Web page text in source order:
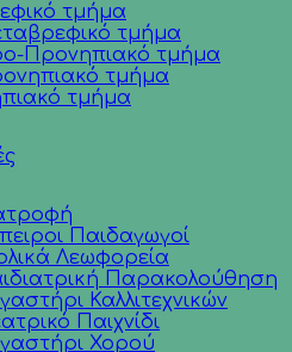
τμήμα
τμήμα
Προνηπιακό τμήμα
τμήμα
τμήμα
Παιδαγωγοί
Λεωφορεία
Παρακολούθηση
Καλλιτεχνικών
Παιχνίδι
Χορού